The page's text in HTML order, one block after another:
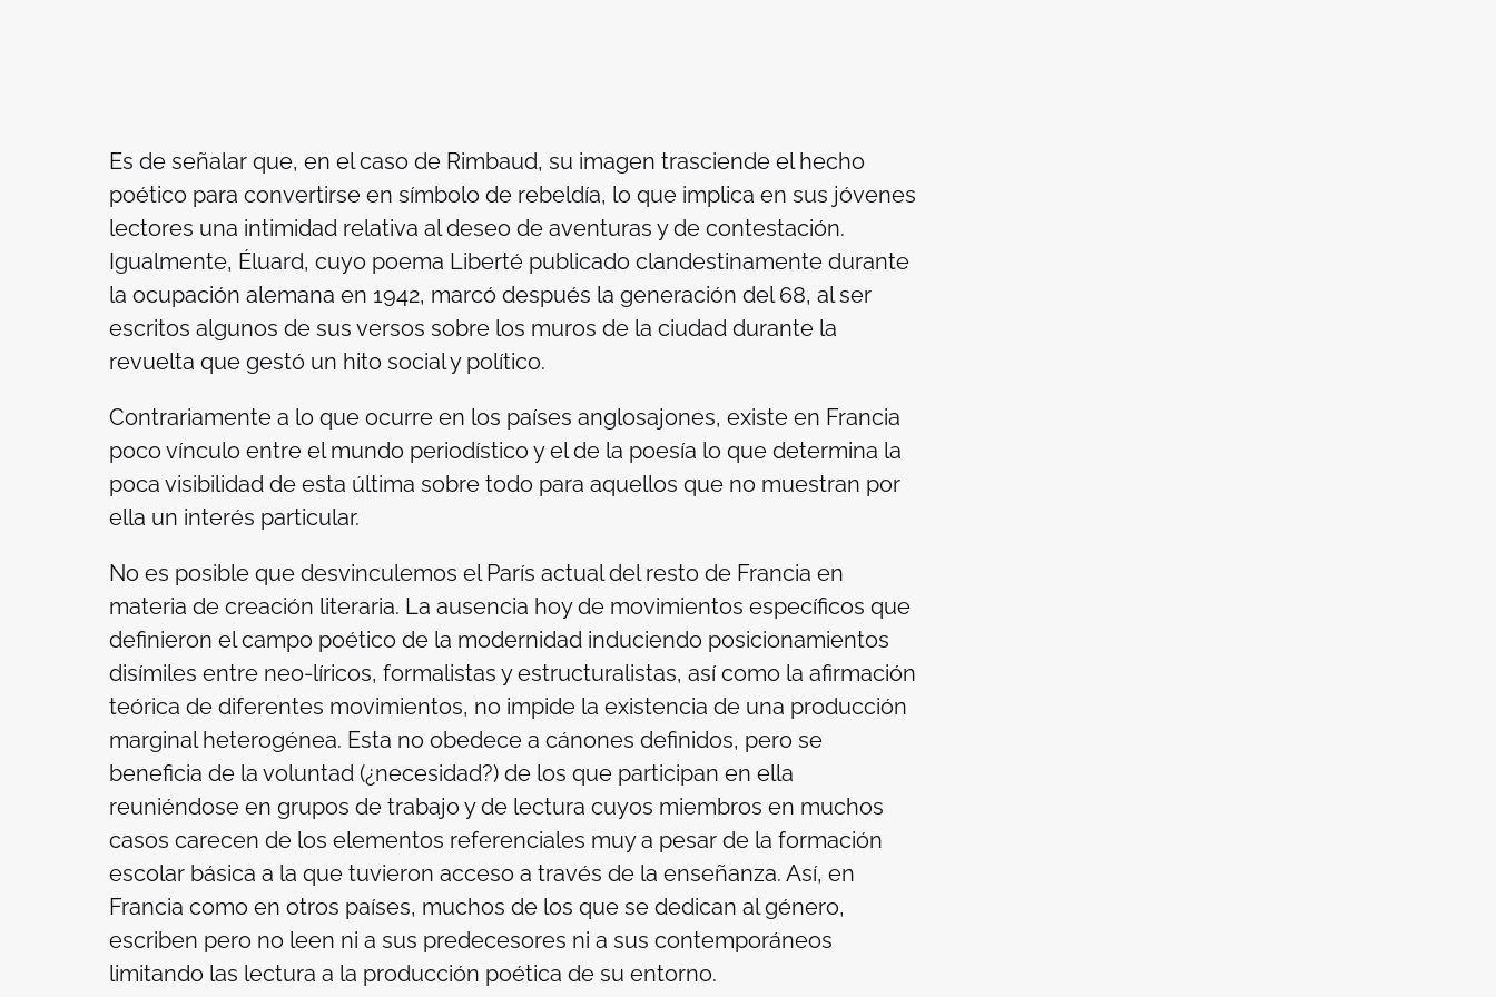
Es de señalar que, en el caso de Rimbaud, su imagen trasciende el hecho
poético para convertirse en símbolo de rebeldía, lo que implica en sus jóvenes
lectores una intimidad relativa al deseo de aventuras y de contestación.
Igualmente, Éluard, cuyo poema Libertépublicado clandestinamente durante
la ocupación alemana en 1942, marcó después la generación del 68, al ser
escritos algunos de sus versos sobre los muros de la ciudad durante la
revuelta que gestó un hito social y político.
Contrariamente a lo que ocurre en los países anglosajones, existe en Francia
poco vínculo entre el mundo periodístico y el de la poesía lo que determina la
poca visibilidad de esta última sobre todo para aquellos que no muestran por
ella un interés particular.
No es posible que desvinculemos el París actual del resto de Francia en
materia de creación literaria. La ausencia hoy de movimientos específicos que
definieron el campo poético de la modernidad induciendo posicionamientos
disímiles entre neo-líricos, formalistas y estructuralistas, así como la afirmación
teórica de diferentes movimientos, no impide la existencia de una producción
marginal heterogénea. Esta no obedece a cánones definidos, pero se
beneficia de la voluntad (¿necesidad?) de los que participan en ella
reuniéndose en grupos de trabajo y de lectura cuyos miembros en muchos
casos carecen de los elementos referenciales muy a pesar de la formación
escolar básica a la que tuvieron acceso a través de la enseñanza. Así, en
Francia como en otros países, muchos de los que se dedican al género,
escriben pero no leen ni a sus predecesores ni a sus contemporáneos
limitando las lectura a la producción poética de su entorno.